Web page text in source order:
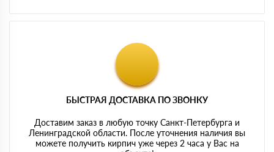
БЫСТРАЯ ДОСТАВКА ПО ЗВОНКУ
Доставим заказ в любую точку Санкт-Петербурга и
Ленинградской области. После уточнения наличия вы
можете получить кирпич уже через 2 часа у Вас на